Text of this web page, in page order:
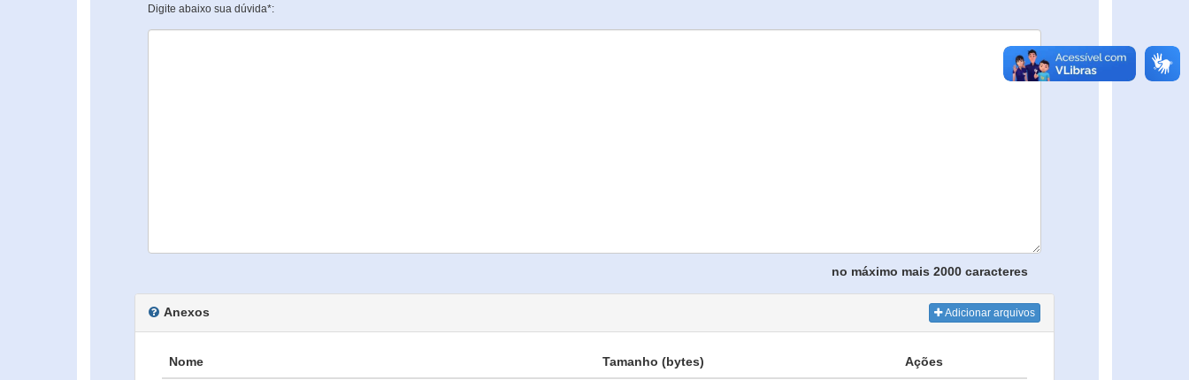
Digite abaixo sua dúvida*:
no máximo mais 2000 caracteres
Anexos Adicionar arquivos
Nome Tamanho (bytes) Ações